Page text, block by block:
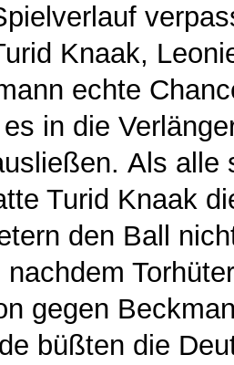
Knaak,
echte
in die
Als
Turid Knaak
den Ball
gegen
büßten die